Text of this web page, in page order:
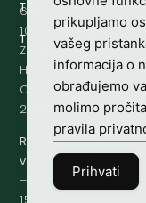
63
10000
Zagreb,
Hrvatska
OIB-
28817560444
Radno
vrijeme:
–
Tajništvo:
rh.sl
@slh
Telefon: +385 (0)1
prikupljamo
vašeg
informacija o
obrađujemo
molimo
pravila
Prihvati